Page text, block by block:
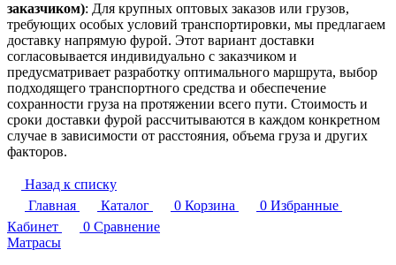
заказчиком): Для крупных оптовых заказов или грузов,
требующих особых условий транспортировки, мы предлагаем
доставку напрямую фурой. Этот вариант доставки
согласовывается индивидуально с заказчиком и
предусматривает разработку оптимального маршрута, выбор
подходящего транспортного средства и обеспечение
сохранности груза на протяжении всего пути. Стоимость и
сроки доставки фурой рассчитываются в каждом конкретном
случае в зависимости от расстояния, объема груза и других
факторов.
Назад к списку
Главная
Каталог 0 Корзина 0 Избранные
Кабинет
0 Сравнение
Матрасы